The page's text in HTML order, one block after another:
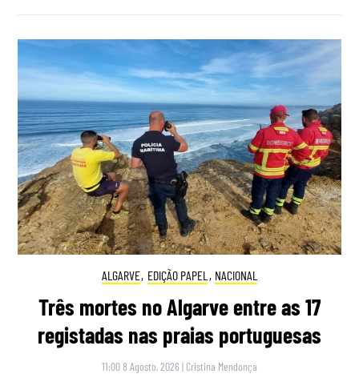
ALGARVE, EDIÇÃO PAPEL , NACIONAL
Três mortes no Algarve entre as 17
registadas nas praias portuguesas
11:00 8 Agosto, 2026 | Cristina Mendonça